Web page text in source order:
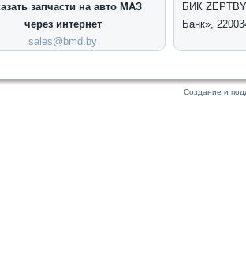
запчасти на авто МАЗ
через интернет
sales@bmd.by
БИК
Банк»,
Создание и